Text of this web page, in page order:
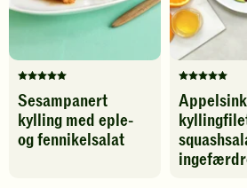
Denne
oppskriften
har
fått
Sesampanert
kylling med eple-
og fennikelsalat
Denne
har
fått
5